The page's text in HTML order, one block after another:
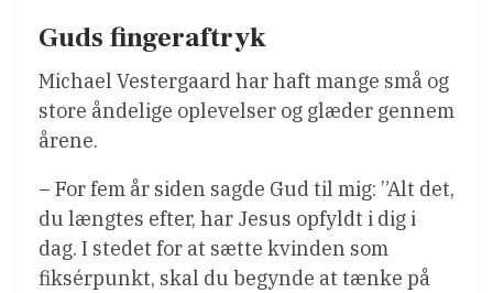
Guds fingeraftryk
Michael Vestergaard har haft mange små og
store åndelige oplevelser og glæder gennem
årene.
– For fem år siden sagde Gud til mig: ”Alt det,
du længtes efter, har Jesus opfyldt i dig i
dag. I stedet for at sætte kvinden som
fiksérpunkt, skal du begynde at tænke på